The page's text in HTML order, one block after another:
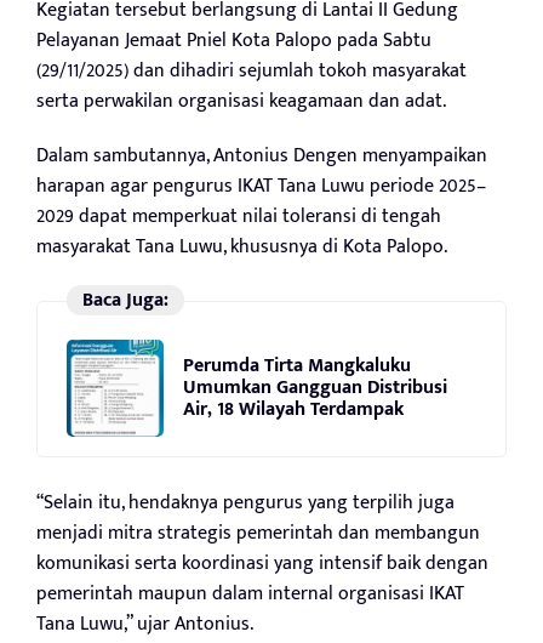
Kegiatan tersebut berlangsung di Lantai II Gedung
Pelayanan Jemaat Pniel Kota Palopo pada Sabtu
(29/11/2025) dan dihadiri sejumlah tokoh masyarakat
serta perwakilan organisasi keagamaan dan adat.
Dalam sambutannya, Antonius Dengen menyampaikan
harapan agar pengurus IKAT Tana Luwu periode 2025–
2029 dapat memperkuat nilai toleransi di tengah
masyarakat Tana Luwu, khususnya di Kota Palopo.
Baca Juga:
Perumda Tirta Mangkaluku
Umumkan Gangguan Distribusi
Air, 18 Wilayah Terdampak
“Selain itu, hendaknya pengurus yang terpilih juga
menjadi mitra strategis pemerintah dan membangun
komunikasi serta koordinasi yang intensif baik dengan
pemerintah maupun dalam internal organisasi IKAT
Tana Luwu,” ujar Antonius.